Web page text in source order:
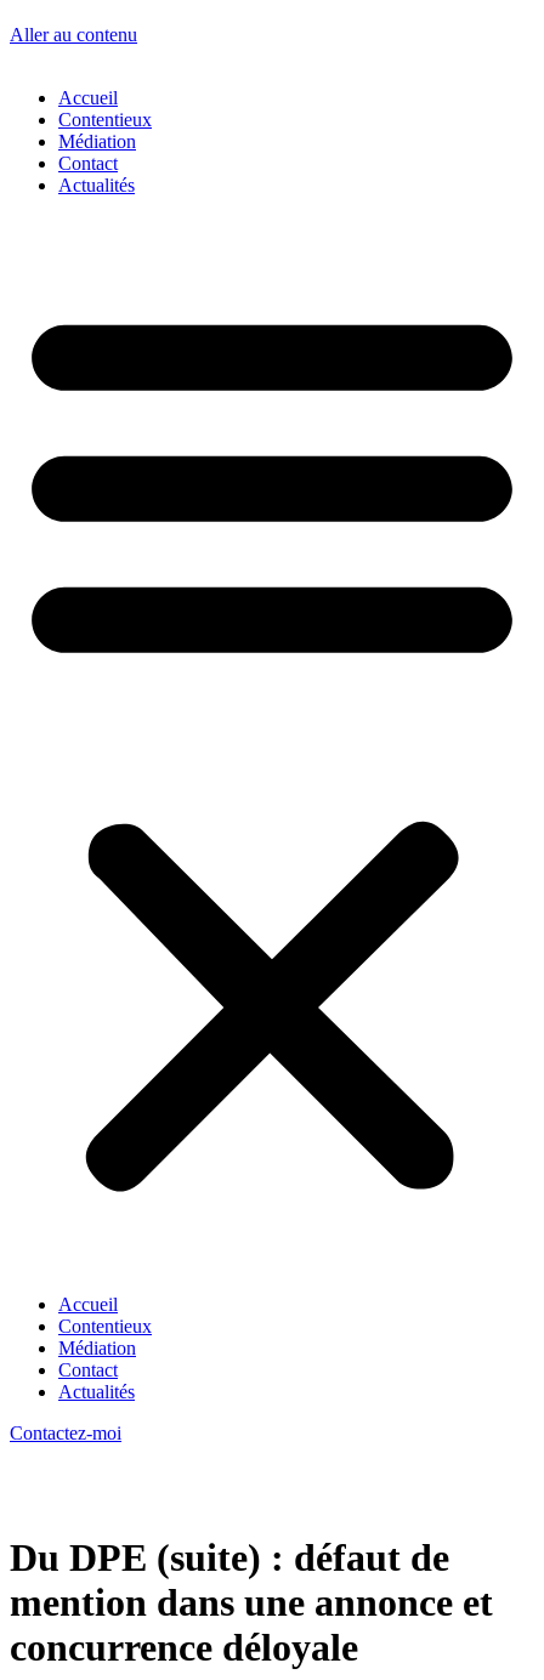
Aller au contenu
Accueil
Contentieux
Médiation
Contact
Actualités
Accueil
Contentieux
Médiation
Contact
Actualités
Contactez-moi
Du DPE (suite) : défaut de
mention dans une annonce et
concurrence déloyale